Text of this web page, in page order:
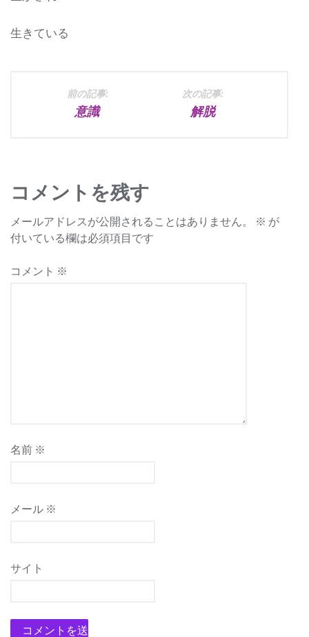
生きている
ビ
ゲ
ー
シ
前の記事:
意識
次の記事:
解脱
コメントを残す
メールアドレスが公開されることはありません。 ※ が
付いている欄は必須項目です
コメント ※
名前 ※
メール ※
サイト